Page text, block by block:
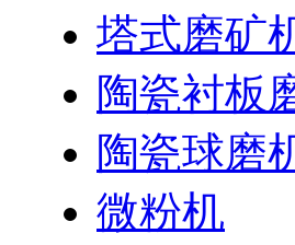
塔式磨矿
陶瓷衬板
陶瓷球磨
微粉机